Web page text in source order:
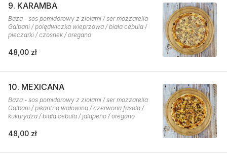
9. KARAMBA
Baza - sos pomidorowy z ziołami / ser mozzarella
Galbani / polędwiczka wieprzowa / biała cebula /
pieczarki / czosnek / oregano
48,00 zł
10. MEXICANA
Baza - sos pomidorowy z ziołami / ser mozzarella
Galbani / pikantna wołowina / czerwona fasola /
kukurydza / biała cebula / jalapeno / oregano
48,00 zł